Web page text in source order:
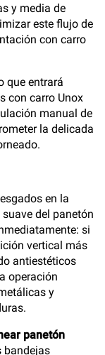
y media de
este flujo de
con carro
que entrará
con carro Unox
manual de
la delicada
en la
del panetón
si
vertical más
antiestéticos
operación
y
panetón
bandejas